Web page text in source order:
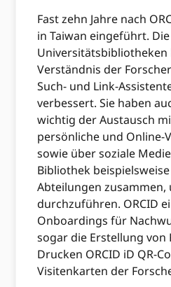
Fast zehn Jahre nach
in Taiwan eingeführt. Die
Universitätsbibliotheken
Verständnis der
Such- und Link-
verbessert. Sie haben
wichtig der Austausch
persönliche und Online-
sowie über soziale
Bibliothek
Abteilungen zusammen,
durchzuführen. ORCID
Onboardings für
sogar die Erstellung von
Drucken ORCID iD QR-
Visitenkarten der